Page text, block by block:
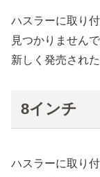
ハスラーに取り
見つかりませんで
新しく発売され
8インチ
ハスラーに取り